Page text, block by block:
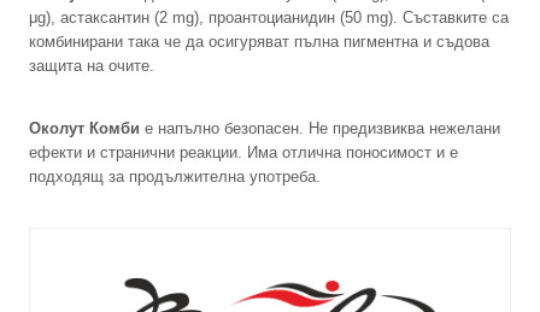
μg), астаксантин (2 mg), проантоцианидин (50 mg). Съставките са
комбинирани така че да осигуряват пълна пигментна и съдова
защита на очите.
Околут Комби е напълно безопасен. Не предизвиква нежелани
ефекти и странични реакции. Има отлична поносимост и е
подходящ за продължителна употреба.